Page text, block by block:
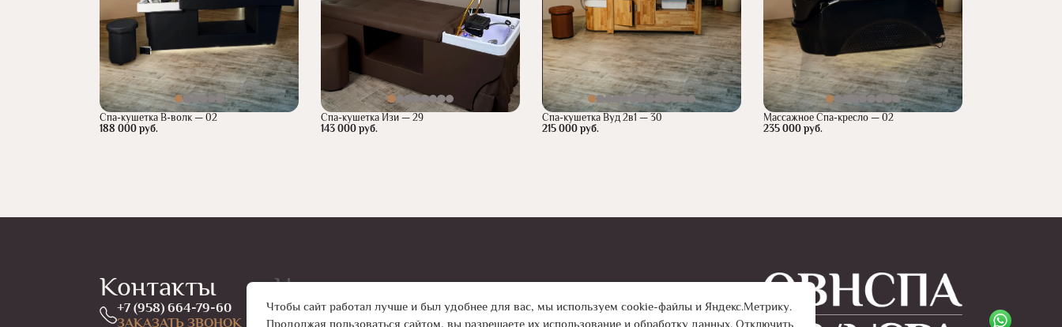
Спа-кушетка В-волк — 02
188 000 руб.
Спа-кушетка Изи — 29
143 000 руб.
Спа-кушетка Вуд 2в1 — 30
215 000 руб.
Массажное Спа-кресло — 02
235 000 руб.
Контакты
+7 (958) 664-79-60
ЗАКАЗАТЬ ЗВОНОК
Навигация
ГЛАВНАЯ
КАТАЛОГ
Чтобы сайт работал лучше и был удобнее для вас, мы используем cookie-файлы и Яндекс.Метрику.
Продолжая пользоваться сайтом, вы разрешаете их использование и обработку данных. Отключить